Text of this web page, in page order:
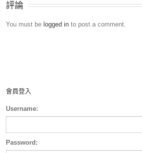
評論
You must be logged in to post a comment.
會員登入
Username:
Password: